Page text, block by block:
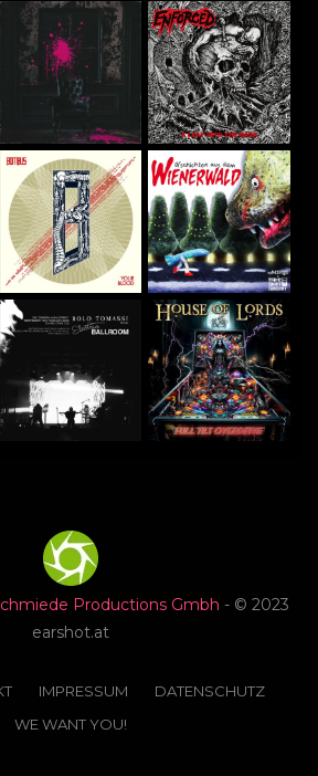
Productions Gmbh - © 2023
earshot.at
IMPRESSUM
DATENSCHUTZ
WE WANT YOU!